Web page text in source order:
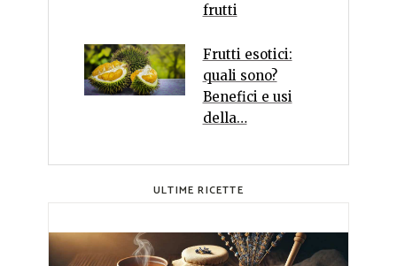
frutti
Frutti esotici:
quali sono?
Benefici e usi
della…
ULTIME RICETTE